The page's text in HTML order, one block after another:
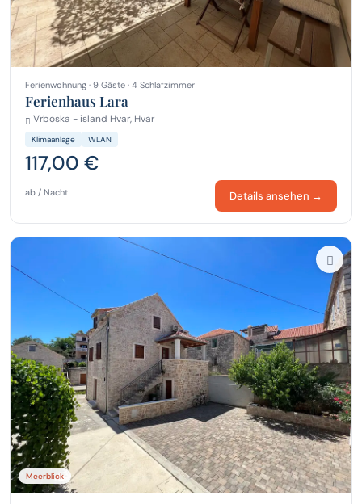
Ferienwohnung · 9 Gäste · 4 Schlafzimmer
Ferienhaus Lara
Vrboska - island Hvar, Hvar
Klimaanlage WLAN
117,00 €
ab / Nacht Details ansehen →
Meerblick